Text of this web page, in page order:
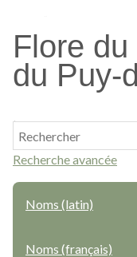
contenu
principal
Flore
du Puy-
Recherche avancée
Noms (latin)
Noms (français)